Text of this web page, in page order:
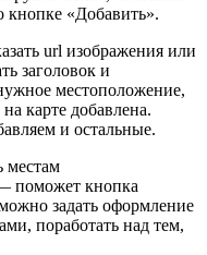
кнопке «Добавить».
url изображения или
заголовок и
местоположение,
карте добавлена.
и остальные.
местам
— поможет кнопка
задать оформление
поработать над тем,